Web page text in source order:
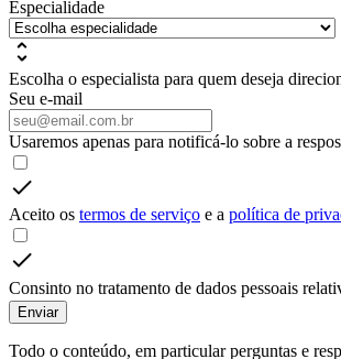
Especialidade
Escolha o especialista para quem deseja
Seu e-mail
Usaremos apenas para notificá-lo sobre a
Aceito os termos de serviço e a política de
Consinto no tratamento de dados pessoais
Enviar
Todo o conteúdo, em particular perguntas e